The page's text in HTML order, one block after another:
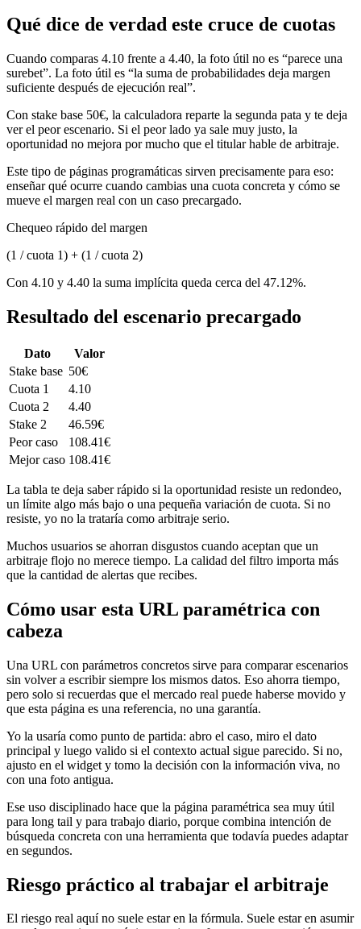
Qué dice de verdad este cruce de cuotas
Cuando comparas 4.10 frente a 4.40, la foto útil no es “parece una
surebet”. La foto útil es “la suma de probabilidades deja margen
suficiente después de ejecución real”.
Con stake base 50€, la calculadora reparte la segunda pata y te deja
ver el peor escenario. Si el peor lado ya sale muy justo, la
oportunidad no mejora por mucho que el titular hable de arbitraje.
Este tipo de páginas programáticas sirven precisamente para eso:
enseñar qué ocurre cuando cambias una cuota concreta y cómo se
mueve el margen real con un caso precargado.
Chequeo rápido del margen
(1 / cuota 1) + (1 / cuota 2)
Con 4.10 y 4.40 la suma implícita queda cerca del 47.12%.
Resultado del escenario precargado
Dato
Valor
Stake base 50€
Cuota 1
4.10
Cuota 2
4.40
Stake 2
46.59€
Peor caso
108.41€
Mejor caso 108.41€
La tabla te deja saber rápido si la oportunidad resiste un redondeo,
un límite algo más bajo o una pequeña variación de cuota. Si no
resiste, yo no la trataría como arbitraje serio.
Muchos usuarios se ahorran disgustos cuando aceptan que un
arbitraje flojo no merece tiempo. La calidad del filtro importa más
que la cantidad de alertas que recibes.
Cómo usar esta URL paramétrica con
cabeza
Una URL con parámetros concretos sirve para comparar escenarios
sin volver a escribir siempre los mismos datos. Eso ahorra tiempo,
pero solo si recuerdas que el mercado real puede haberse movido y
que esta página es una referencia, no una garantía.
Yo la usaría como punto de partida: abro el caso, miro el dato
principal y luego valido si el contexto actual sigue parecido. Si no,
ajusto en el widget y tomo la decisión con la información viva, no
con una foto antigua.
Ese uso disciplinado hace que la página paramétrica sea muy útil
para long tail y para trabajo diario, porque combina intención de
búsqueda concreta con una herramienta que todavía puedes adaptar
en segundos.
Riesgo práctico al trabajar el arbitraje
El riesgo real aquí no suele estar en la fórmula. Suele estar en asumir